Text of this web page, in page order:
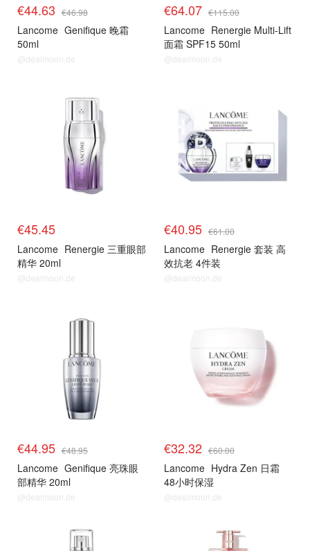
€44.63 €46.98
Lancome Genifique 晚霜
50ml
@dealmoon.de
€64.07 €115.00
Lancome Renergie Multi-Lift
面霜 SPF15 50ml
@dealmoon.de
€45.45
Lancome Renergie 三重眼部
精华 20ml
@dealmoon.de
€40.95 €61.00
Lancome Renergie 套装 高
效抗老 4件装
@dealmoon.de
€44.95 €48.95
Lancome Genifique 亮珠眼
部精华 20ml
@dealmoon.de
€32.32 €60.00
Lancome Hydra Zen 日霜
48小时保湿
@dealmoon.de